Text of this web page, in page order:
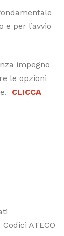
e per l’avvio
impegno
le opzioni
CLICCA
Codici ATECO